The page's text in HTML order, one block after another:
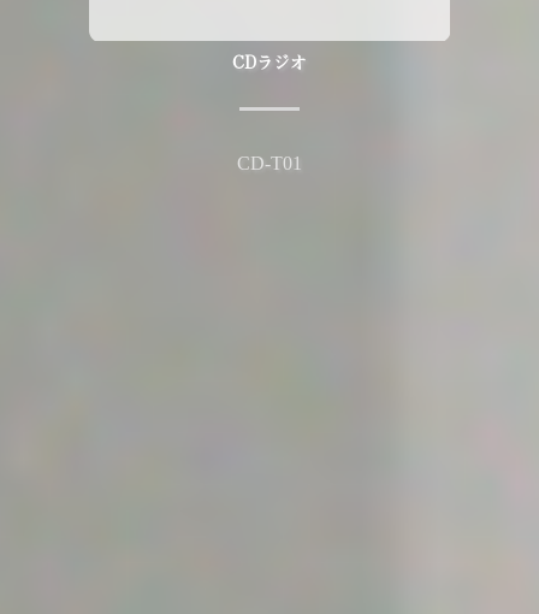
CDラジオ
CD-T01